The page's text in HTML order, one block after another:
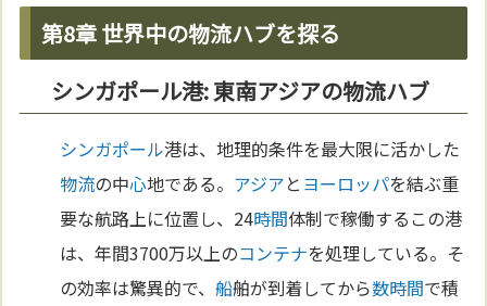
第8章 世界中の物流ハブを探る
シンガポール港: 東南アジアの物流ハブ
シンガポール港は、地理的条件を最大限に活かした
物流の中心地である。 アジアと ヨーロッパを結ぶ重
要な航路上に位置し、24時間体制で稼働するこの港
は、年間3700万以上のコンテナを処理している。そ
の効率は驚異的で、船舶が到着してから数時間で積